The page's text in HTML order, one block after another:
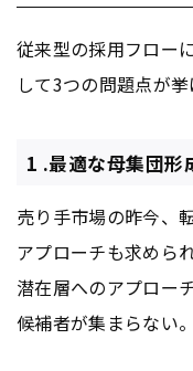
従来型の採用フロー
して3つの問題点が挙
1 .最適な母集団形
売り手市場の昨今、
アプローチも求めら
潜在層へのアプロー
候補者が集まらない。